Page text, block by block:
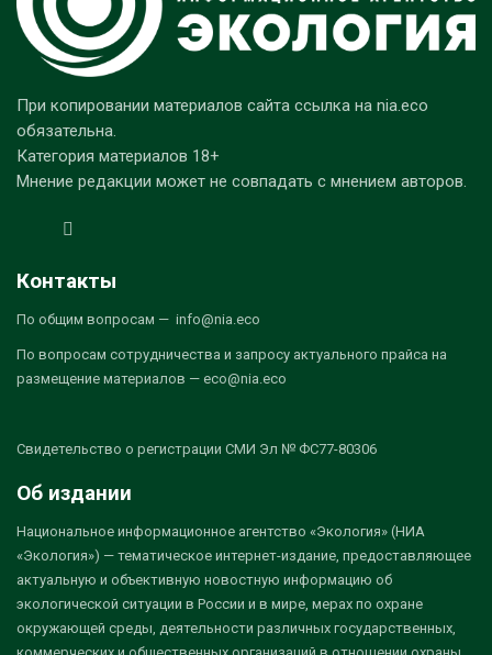
При копировании материалов сайта ссылка на nia.eco
обязательна.
Категория материалов 18+
Мнение редакции может не совпадать с мнением авторов.
Контакты
По общим вопросам — info@nia.eco
По вопросам сотрудничества и запросу актуального прайса на
размещение материалов — eco@nia.eco
Свидетельство о регистрации СМИ Эл № ФС77-80306
Об издании
Национальное информационное агентство «Экология» (НИА
«Экология») — тематическое интернет-издание, предоставляющее
актуальную и объективную новостную информацию об
экологической ситуации в России и в мире, мерах по охране
окружающей среды, деятельности различных государственных,